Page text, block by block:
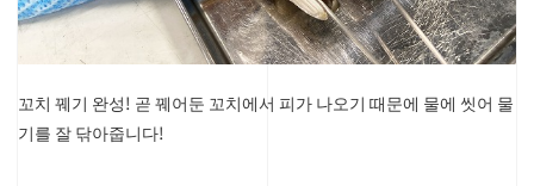
꼬치 꿰기 완성! 곧 꿰어둔 꼬치에서 피가 나오기 때문에 물에 씻어 물
기를 잘 닦아줍니다!